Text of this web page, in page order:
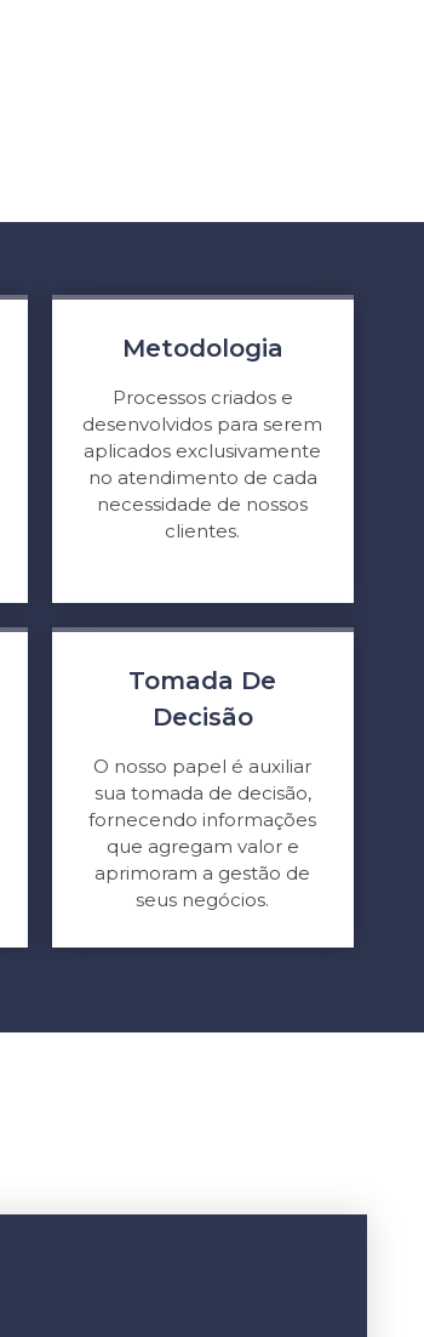
Metodologia
Processos criados e
desenvolvidos para serem
aplicados exclusivamente
no atendimento de cada
necessidade de nossos
clientes.
Tomada De
Decisão
O nosso papel é auxiliar
sua tomada de decisão,
fornecendo informações
que agregam valor e
aprimoram a gestão de
seus negócios.